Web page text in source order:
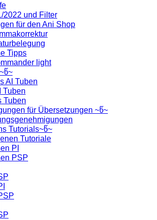
und Filter
für den Ani Shop
Tipps
light
AI Tuben
für Übersetzungen ~წ~
Tutorials~წ~
Tutoriale
PI
PSP